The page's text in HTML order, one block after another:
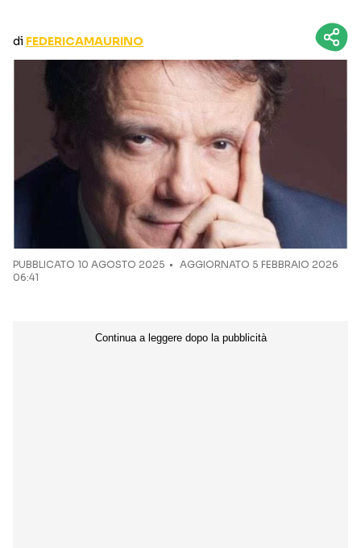
di FEDERICAMAURINO
PUBBLICATO 10 AGOSTO 2025
AGGIORNATO 5 FEBBRAIO 2026
06:41